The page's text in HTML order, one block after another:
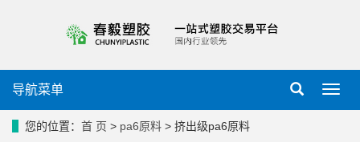
导
导航菜单
您的位置： 首 页 > pa6原料 > 挤出级pa6原料